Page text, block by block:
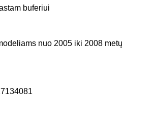
buferiui
nuo 2005 iki 2008 metų